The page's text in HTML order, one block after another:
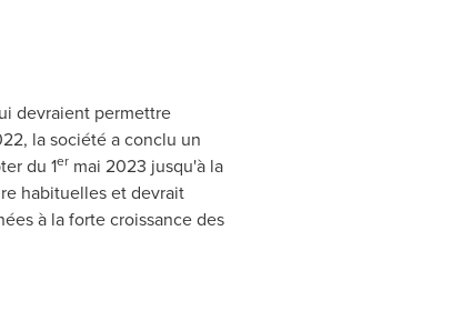
devraient permettre
la société a conclu un
du 1ermai 2023 jusqu'à la
habituelles et devrait
à la forte croissance des